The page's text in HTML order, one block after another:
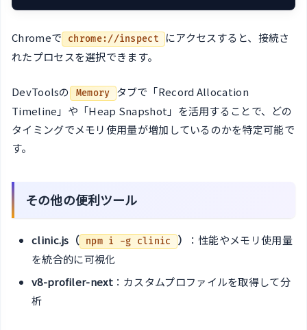
Chromeで chrome://inspect
にアクセスすると、接続さ
れたプロセスを選択できます。
DevToolsの Memory タブで「Record Allocation
Timeline」や「Heap Snapshot」を活用することで、どの
タイミングでメモリ使用量が増加しているのかを特定可能で
す。
その他の便利ツール
clinic.js（ npm i -g clinic ）
：性能やメモリ使用量
を統合的に可視化
v8-profiler-next：カスタムプロファイルを取得して分
析